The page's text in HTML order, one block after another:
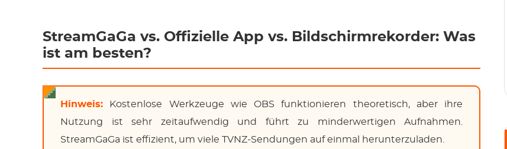
StreamGaGa vs. Offizielle App vs. Bildschirmrekorder: Was
ist am besten?
Hinweis: Kostenlose Werkzeuge wie OBS funktionieren theoretisch, aber ihre
Nutzung ist sehr zeitaufwendig und führt zu minderwertigen Aufnahmen.
StreamGaGa ist effizient, um viele TVNZ-Sendungen auf einmal herunterzuladen.